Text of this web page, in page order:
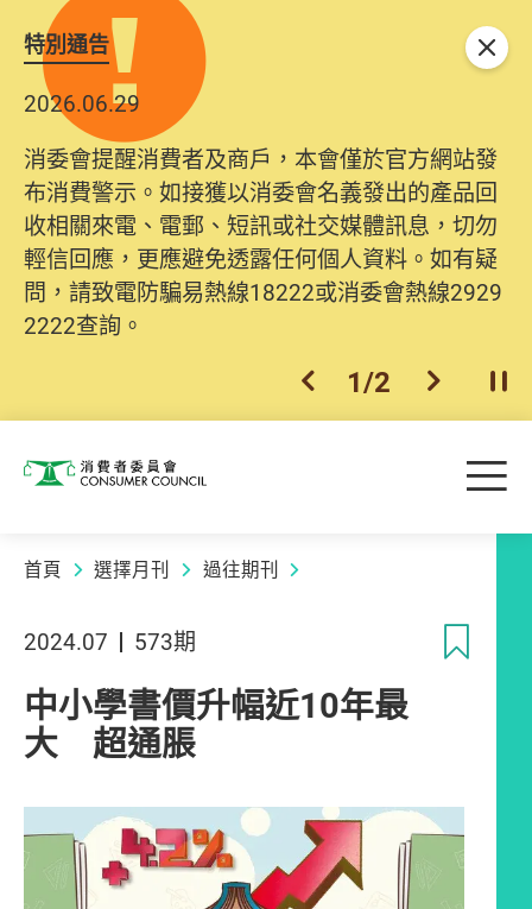
特別通告
2026.06.29
消委會提醒消費者及商戶，本會僅於官方網站發
布消費警示。如接獲以消委會名義發出的產品回
收相關來電、電郵、短訊或社交媒體訊息，切勿
輕信回應，更應避免透露任何個人資料。如有疑
問，請致電防騙易熱線18222或消委會熱線2929
2222查詢。
上一個
1/2 下一個開
關閉
消費者委員會 目
首頁 選擇月刊 過往期刊
2024.07 573期
中小學書價升幅近10年最
大 超通脹